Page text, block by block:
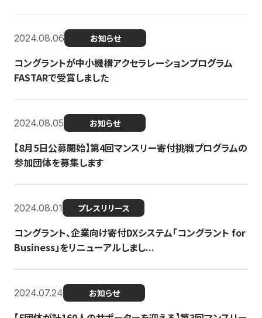
2024.08.06 お知らせ
コングラントが中小機構アクセラレーションプログラム
FASTARで受賞しました
2024.08.05 お知らせ
【8月5日公募開始】第4回マンスリー寄付挑戦プログラムの
参加団体を募集します
2024.08.01 プレスリリース
コングラント、企業向け寄付DXシステム「コングラント for
Business」をリニューアルしまし...
2024.07.24 お知らせ